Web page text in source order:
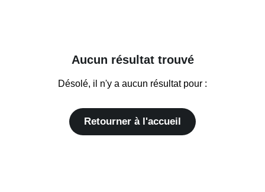
Aucun résultat trouvé
Désolé, il n'y a aucun résultat pour :
Retourner à l'accueil